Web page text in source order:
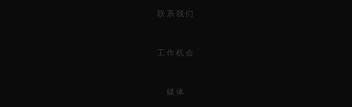
联系我们
工作机会
媒体